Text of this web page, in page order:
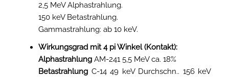
2,5 MeV Alphastrahlung.
150 keV Betastrahlung.
Gammastrahlung: ab 10 keV.
Wirkungsgrad mit 4 pi Winkel (Kontakt):
Alphastrahlung AM-241 5,5 MeV ca. 18%
Betastrahlung C-14 49 keV Durchschn.. 156 keV